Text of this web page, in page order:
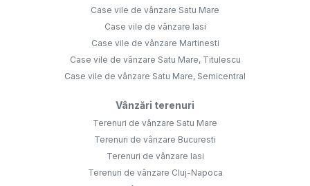
Case vile de vânzare Satu Mare
Case vile de vânzare Iasi
Case vile de vânzare Martinesti
Case vile de vânzare Satu Mare, Titulescu
Case vile de vânzare Satu Mare, Semicentral
Vânzări terenuri
Terenuri de vânzare Satu Mare
Terenuri de vânzare Bucuresti
Terenuri de vânzare Iasi
Terenuri de vânzare Cluj-Napoca